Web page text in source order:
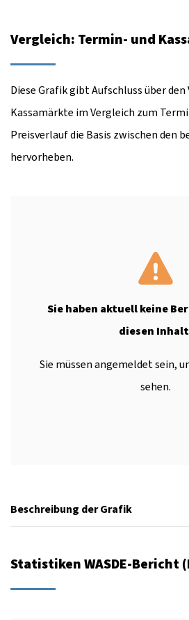
Vergleich: Termin- und
Diese Grafik gibt Aufschluss über den
Kassamärkte im Vergleich zum
Preisverlauf die Basis zwischen den
hervorheben.
Sie haben aktuell keine
diesen
Sie müssen angemeldet sein,
sehen.
Beschreibung der Grafik
Statistiken WASDE-Bericht